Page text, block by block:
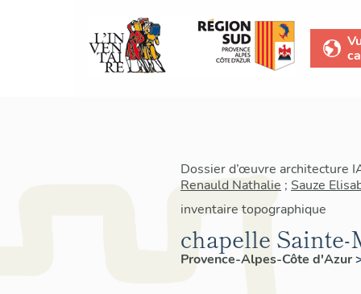
Dossier d’œuvre architecture
Renauld Nathalie ; Sauze
inventaire topographique
chapelle
Provence-Alpes-Côte d'Azur